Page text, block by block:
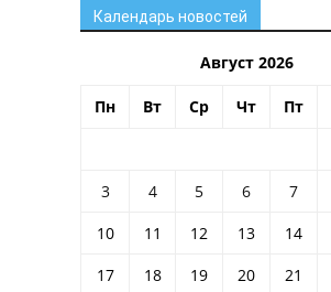
Календарь новостей
Август 2026
Пн Вт Ср Чт Пт
3
4 5 6 7
10
11 12 13 14
17
18 19 20 21